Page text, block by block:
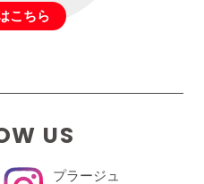
こちら
US
プラージュ